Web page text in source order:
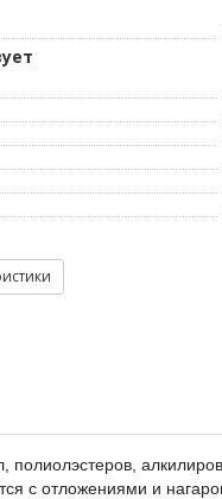
с отложениями и